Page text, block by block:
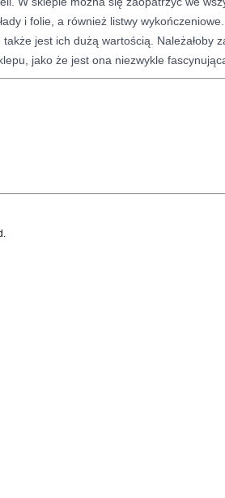
i folie, a również listwy
jest ich dużą wartością. Należałoby
jako że jest ona niezwykle